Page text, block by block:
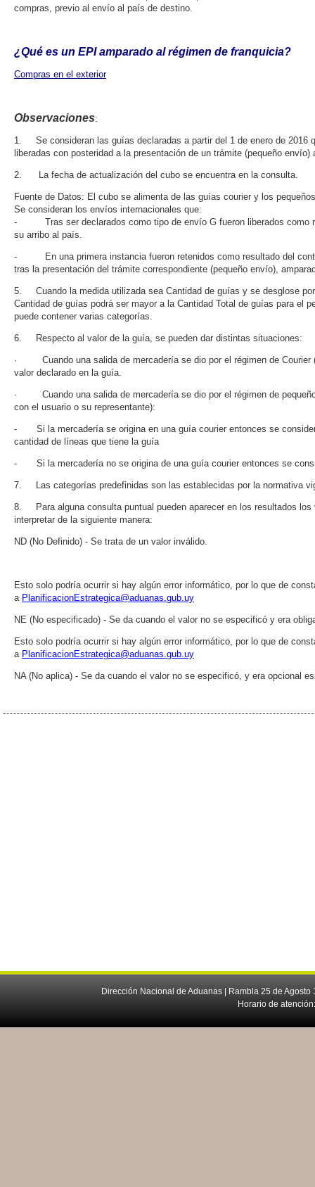
compras, previo al envío al país de destino.
¿Qué es un EPI amparado al régimen de franquicia?
Compras en el exterior
Observaciones:
1. Se consideran las guías declaradas a partir del 1 de enero de 2016
liberadas con posteridad a la presentación de un trámite (pequeño
2. La fecha de actualización del cubo se encuentra en la consulta.
Fuente de Datos: El cubo se alimenta de las guías courier y los
Se consideran los envíos internacionales que:
- Tras ser declarados como tipo de envío G fueron liberados como
su arribo al país.
- En una primera instancia fueron retenidos como resultado del
tras la presentación del trámite correspondiente (pequeño envío),
5. Cuando la medida utilizada sea Cantidad de guías y se desglose
Cantidad de guías podrá ser mayor a la Cantidad Total de guías para el
puede contener varias categorías.
6. Respecto al valor de la guía, se pueden dar distintas situaciones:
· Cuando una salida de mercadería se dio por el régimen de Courier
valor declarado en la guía.
· Cuando una salida de mercadería se dio por el régimen de
con el usuario o su representante):
- Si la mercadería se origina en una guía courier entonces se
cantidad de líneas que tiene la guía
- Si la mercadería no se origina de una guía courier entonces se
7. Las categorías predefinidas son las establecidas por la normativa
8. Para alguna consulta puntual pueden aparecer en los resultados los
interpretar de la siguiente manera:
ND (No Definido) - Se trata de un valor inválido.
Esto solo podría ocurrir si hay algún error informático, por lo que de
a PlanificacionEstrategica@aduanas.gub.uy
NE (No especificado) - Se da cuando el valor no se especificó y era
Esto solo podría ocurrir si hay algún error informático, por lo que de
a PlanificacionEstrategica@aduanas.gub.uy
NA (No aplica) - Se da cuando el valor no se especificó, y era opcional
Dirección Nacional de Aduanas | Rambla 25 de
Horario de